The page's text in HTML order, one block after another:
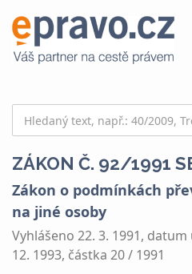
ZÁKON Č. 92/1991
Zákon o podmínkách
na jiné osoby
Vyhlášeno 22. 3. 1991,
12. 1993, částka 20 / 1991